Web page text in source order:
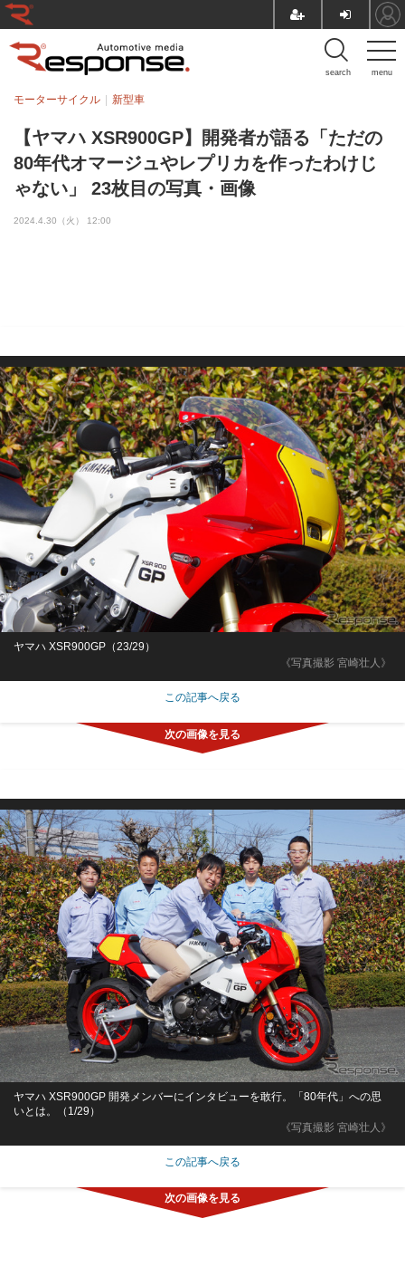
menu
search
【ヤマハ XSR900GP】開発者が語る「ただの
80年代オマージュやレプリカを作ったわけじ
ゃない」 23枚目の写真・画像
モーターサイクル 新型車
2024.4.30（火） 12:00
《写真撮影 宮崎壮人》
ヤマハ XSR900GP（23/29）
この記事へ戻る
《写真撮影 宮崎壮人》
ヤマハ XSR900GP 開発メンバーにインタビューを敢行。「80年代」への思
いとは。（1/29）
この記事へ戻る